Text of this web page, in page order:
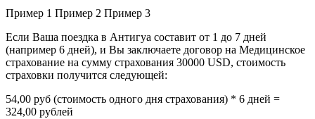
Пример 1 Пример 2 Пример 3
Если Ваша поездка в Антигуа составит от 1 до 7 дней
(например 6 дней), и Вы заключаете договор на Медицинское
страхование на сумму страхования 30000 USD, стоимость
страховки получится следующей:
54,00 руб (стоимость одного дня страхования) * 6 дней =
324,00 рублей